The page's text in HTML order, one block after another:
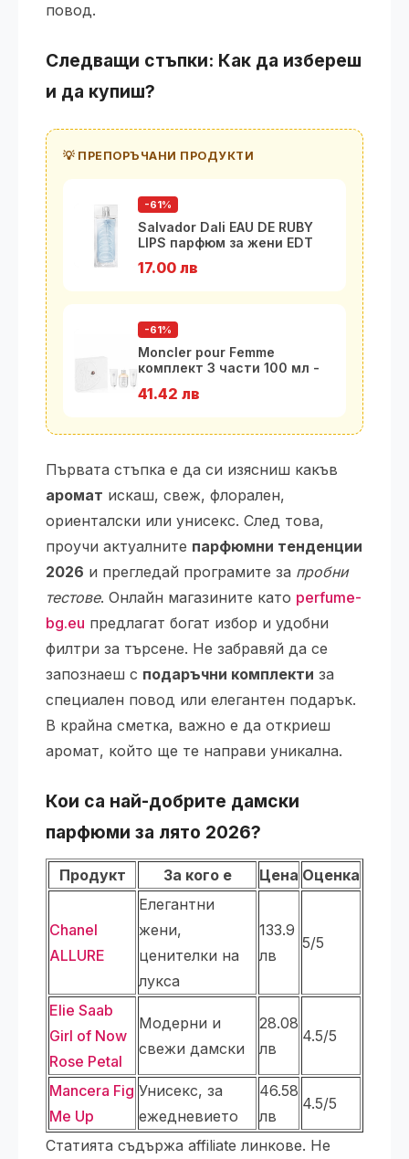
повод.
Следващи стъпки: Как да избереш
и да купиш?
💡 ПРЕПОРЪЧАНИ ПРОДУКТИ
-61%
Salvador Dali EAU DE RUBY
LIPS парфюм за жени EDT
17.00 лв
-61%
Moncler pour Femme
комплект 3 части 100 мл -
41.42 лв
Първата стъпка е да си изясниш какъв
аромат искаш, свеж, флорален,
ориенталски или унисекс. След това,
проучи актуалните парфюмни тенденции
2026 и прегледай програмите за пробни
тестове. Онлайн магазините като perfume-
bg.eu предлагат богат избор и удобни
филтри за търсене. Не забравяй да се
запознаеш с подаръчни комплекти за
специален повод или елегантен подарък.
В крайна сметка, важно е да откриеш
аромат, който ще те направи уникална.
Кои са най-добрите дамски
парфюми за лято 2026?
Продукт За кого е Цена Оценка
Chanel
ALLURE
Елегантни
жени,
ценителки на
лукса
133.9
лв
5/5
Elie Saab
Girl of Now
Rose Petal
Модерни и
свежи дамски
28.08
лв
4.5/5
Mancera Fig
Me Up
Унисекс, за
ежедневието
46.58
лв
4.5/5
Статията съдържа affiliate линкове. Не